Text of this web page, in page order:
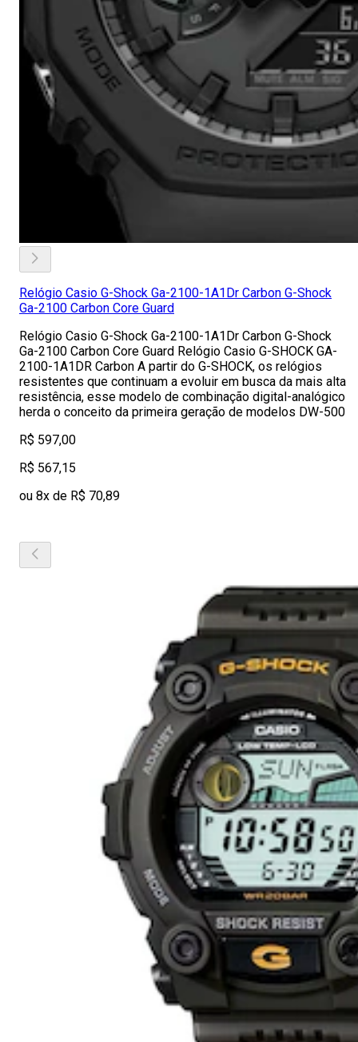
Relógio Casio G-Shock Ga-2100-1A1Dr Carbon G-Shock
Ga-2100 Carbon Core Guard
Relógio Casio G-Shock Ga-2100-1A1Dr Carbon G-Shock
Ga-2100 Carbon Core Guard Relógio Casio G-SHOCK GA-
2100-1A1DR Carbon A partir do G-SHOCK, os relógios
resistentes que continuam a evoluir em busca da mais alta
resistência, esse modelo de combinação digital-analógico
herda o conceito da primeira geração de modelos DW-500
R$ 597,00
R$ 567,15
ou 8x de R$ 70,89